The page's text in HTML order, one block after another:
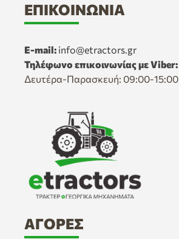
ΕΠΙΚΟΙΝΩΝΊΑ
E-mail: info@etractors.gr
Τηλέφωνο επικοινωνίας με Viber:
Δευτέρα-Παρασκευή: 09:00-15:00
ΑΓΟΡΈΣ